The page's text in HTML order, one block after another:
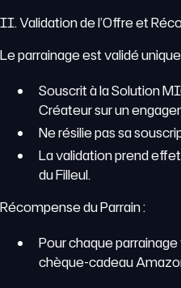
II. Validation de l’Offre et
Le parrainage est validé
Souscrit à la Solution
Créateur sur un
Ne résilie pas sa
La validation prend
du Filleul.
Récompense du Parrain :
Pour chaque
chèque-cadeau